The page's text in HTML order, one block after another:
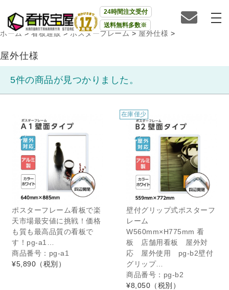
24時間注文受付
送料無料多数※
ホーム >看板通販 >ポスターフレーム>屋外仕様 >
屋外仕様
5件の商品が見つかりました。
ポスターフレーム看板で楽
天市場最安値に挑戦！価格
も質も最高品質の看板で
す！pg-a1…
商品番号：pg-a1
¥5,890 （税別）
在庫僅少
壁付グリップ式ポスターフ
レーム
W560mm×H775mm 看
板 店舗用看板 屋外対
応 屋外使用 pg-b2壁付
グリップ…
商品番号：pg-b2
在庫僅少
¥8,050 （税別）